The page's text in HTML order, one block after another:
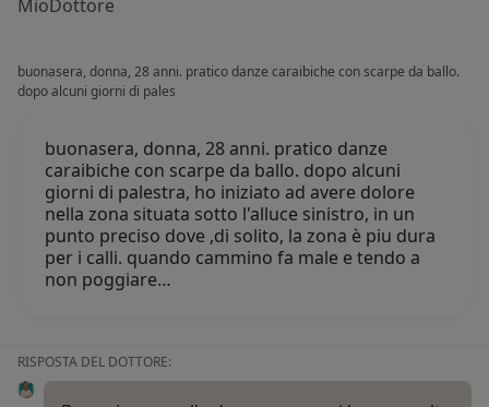
MioDottore
buonasera, donna, 28 anni. pratico danze caraibiche con scarpe da ballo.
dopo alcuni giorni di pales
buonasera, donna, 28 anni. pratico danze
caraibiche con scarpe da ballo. dopo alcuni
giorni di palestra, ho iniziato ad avere dolore
nella zona situata sotto l'alluce sinistro, in un
punto preciso dove ,di solito, la zona è piu dura
per i calli. quando cammino fa male e tendo a
non poggiare…
RISPOSTA DEL DOTTORE: